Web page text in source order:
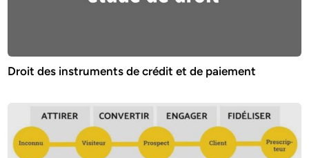
Droit des instruments de crédit et de paiement